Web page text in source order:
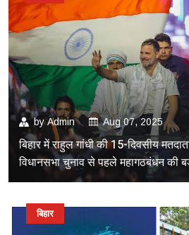
byAdmin Aug 07, 2025
बिहार में राहुल गांधी की 15-दिवसीय
विधानसभा चुनाव से पहले महागठबंधन की
बिहार